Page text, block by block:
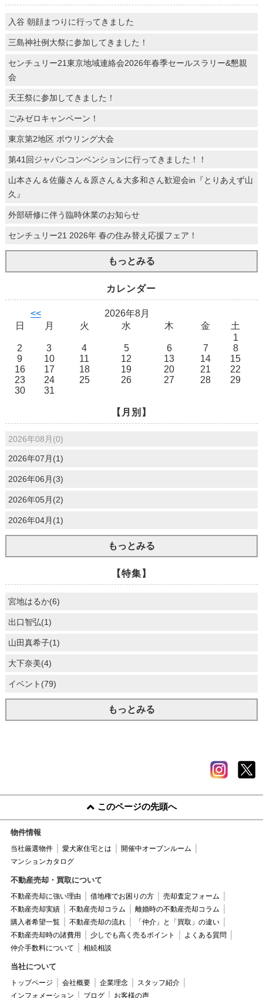
入谷 朝顔まつりに行ってきました
三島神社例大祭に参加してきました！
センチュリー21東京地域連絡会2026年春季セールスラリー&懇親
会
天王祭に参加してきました！
ごみゼロキャンペーン！
東京第2地区 ボウリング大会
第41回ジャパンコンベンションに行ってきました！！
山本さん＆佐藤さん＆原さん＆大多和さん歓迎会in『とりあえず山
久』
外部研修に伴う臨時休業のお知らせ
センチュリー21 2026年 春の住み替え応援フェア！
もっとみる
カレンダー
<<
2026年8月
日
月 火 水 木 金
土
1
2
3 4 5 6 7
8
9
10 11 12 13 14
15
16
17 18 19 20 21
22
23
24 25 26 27 28
29
30
31
【月別】
2026年08月(0)
2026年07月(1)
2026年06月(3)
2026年05月(2)
2026年04月(1)
もっとみる
【特集】
宮地はるか(6)
出口智弘(1)
山田真希子(1)
大下奈美(4)
イベント(79)
もっとみる
このページの先頭へ
物件情報
当社厳選物件 愛犬家住宅とは
開催中オープンルーム
マンションカタログ
不動産売却・買取について
不動産売却に強い理由 借地権でお困りの方
売却査定フォーム
不動産売却実績
不動産売却コラム
離婚時の不動産売却コラム
購入者希望一覧
不動産売却の流れ
「仲介」と「買取」の違い
不動産売却時の諸費用
少しでも高く売るポイント
よくある質問
仲介手数料について
相続相談
当社について
トップページ 会社概要 企業理念
スタッフ紹介
インフォメーション
ブログ お客様の声